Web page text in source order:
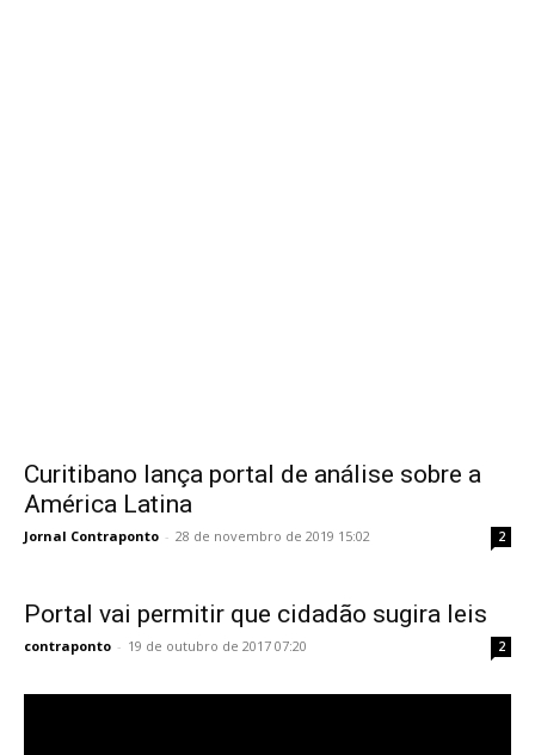
Curitibano lança portal de análise sobre a
América Latina
Jornal Contraponto - 28 de novembro de 2019 15:02 2
Portal vai permitir que cidadão sugira leis
contraponto - 19 de outubro de 2017 07:20 2